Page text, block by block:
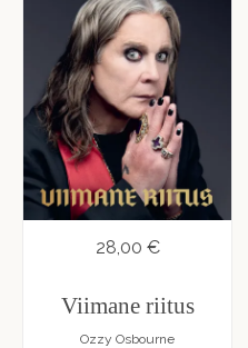
28,00 €
Viimane riitus
Ozzy Osbourne